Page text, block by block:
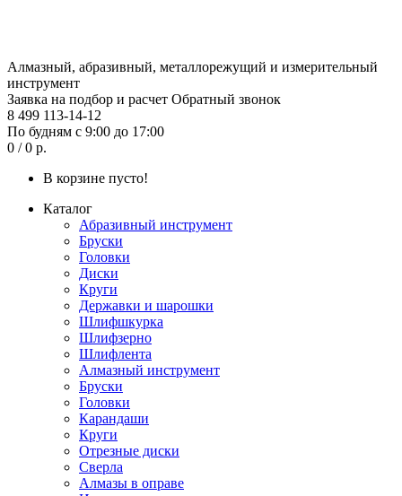
Алмазный, абразивный, металлорежущий и измерительный
инструмент
Заявка на подбор и расчет Обратный звонок
8 499 113-14-12
По будням с 9:00 до 17:00
0 / 0 р.
В корзине пусто!
Каталог
Абразивный инструмент
Бруски
Головки
Диски
Круги
Державки и шарошки
Шлифшкурка
Шлифзерно
Шлифлента
Алмазный инструмент
Бруски
Головки
Карандаши
Круги
Отрезные диски
Сверла
Алмазы в оправе